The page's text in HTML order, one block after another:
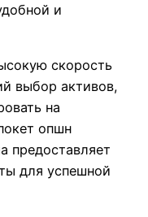
и
скорость
выбор активов,
на
опшн
предоставляет
для успешной